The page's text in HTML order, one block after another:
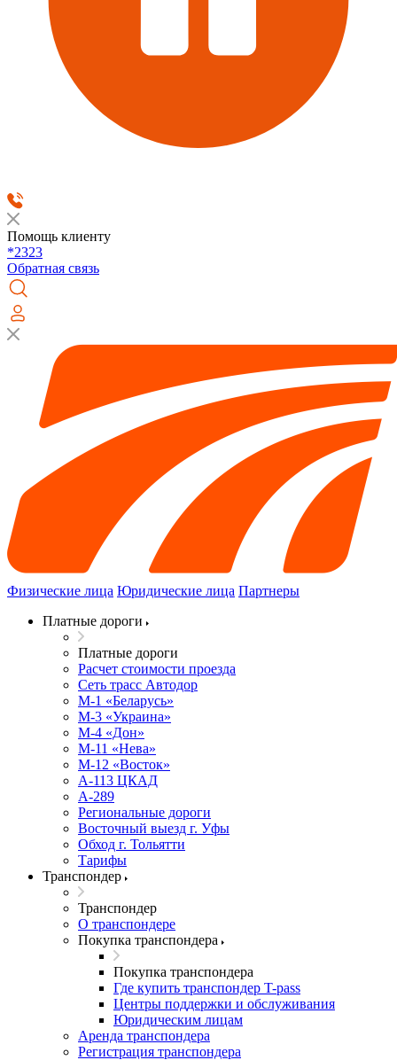
Помощь клиенту
*2323
Обратная связь
Физические лица Юридические лица Партнеры
Платные дороги
Платные дороги
Расчет стоимости проезда
Сеть трасс Автодор
М-1 «Беларусь»
М-3 «Украина»
М-4 «Дон»
М-11 «Нева»
М-12 «Восток»
А-113 ЦКАД
А-289
Региональные дороги
Восточный выезд г. Уфы
Обход г. Тольятти
Тарифы
Транспондер
Транспондер
О транспондере
Покупка транспондера
Покупка транспондера
Где купить транспондер T-pass
Центры поддержки и обслуживания
Юридическим лицам
Аренда транспондера
Регистрация транспондера